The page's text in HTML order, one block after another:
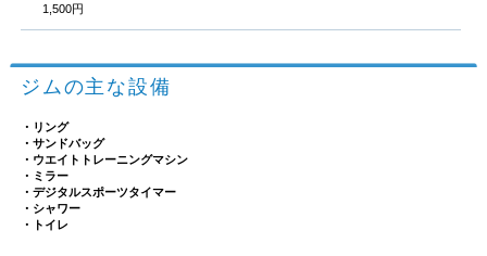
1,500円
ジムの主な設備
・リング
・サンドバッグ
・ウエイトトレーニングマシン
・ミラー
・デジタルスポーツタイマー
・シャワー
・トイレ